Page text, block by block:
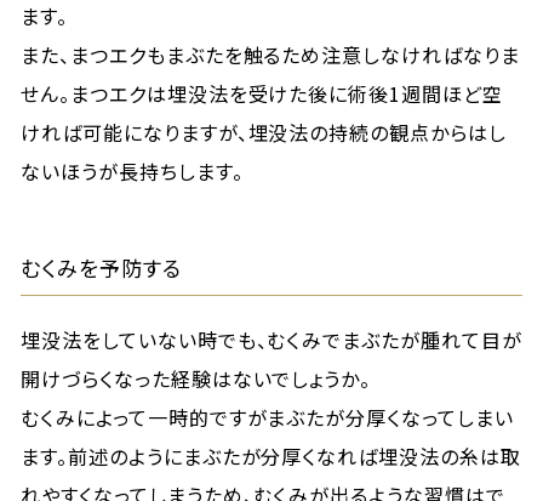
ます。
また、まつエクもまぶたを触るため注意しなければなりま
せん。まつエクは埋没法を受けた後に術後1週間ほど空
ければ可能になりますが、埋没法の持続の観点からはし
ないほうが長持ちします。
むくみを予防する
埋没法をしていない時でも、むくみでまぶたが腫れて目が
開けづらくなった経験はないでしょうか。
むくみによって一時的ですがまぶたが分厚くなってしまい
ます。前述のようにまぶたが分厚くなれば埋没法の糸は取
れやすくなってしまうため、むくみが出るような習慣はで